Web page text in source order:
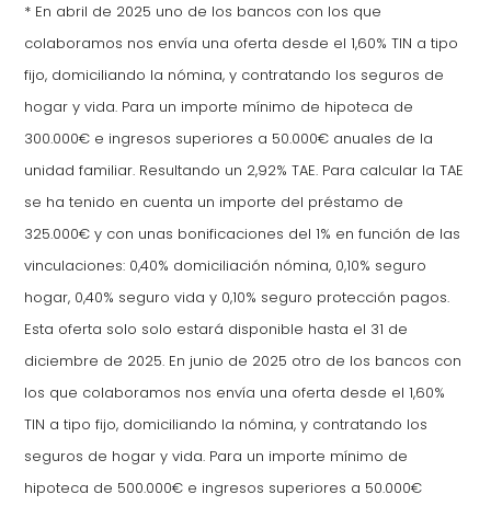
* En abril de 2025 uno de los bancos con los que
colaboramos nos envía una oferta desde el 1,60% TIN a tipo
fijo, domiciliando la nómina, y contratando los seguros de
hogar y vida. Para un importe mínimo de hipoteca de
300.000€ e ingresos superiores a 50.000€ anuales de la
unidad familiar. Resultando un 2,92% TAE. Para calcular la TAE
se ha tenido en cuenta un importe del préstamo de
325.000€ y con unas bonificaciones del 1% en función de las
vinculaciones: 0,40% domiciliación nómina, 0,10% seguro
hogar, 0,40% seguro vida y 0,10% seguro protección pagos.
Esta oferta solo solo estará disponible hasta el 31 de
diciembre de 2025. En junio de 2025 otro de los bancos con
los que colaboramos nos envía una oferta desde el 1,60%
TIN a tipo fijo, domiciliando la nómina, y contratando los
seguros de hogar y vida. Para un importe mínimo de
hipoteca de 500.000€ e ingresos superiores a 50.000€